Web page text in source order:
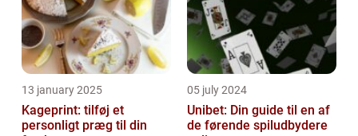
13 january 2025
Kageprint: tilføj et
personligt præg til din
05 july 2024
Unibet: Din guide til en af
de førende spiludbydere